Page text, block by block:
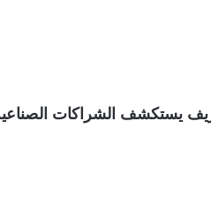
“الخريف يستكشف الشراكات